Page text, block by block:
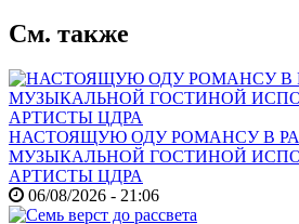
См. также
НАСТОЯЩУЮ ОДУ РОМАНСУ В
МУЗЫКАЛЬНОЙ ГОСТИНОЙ
АРТИСТЫ ЦДРА
06/08/2026 - 21:06